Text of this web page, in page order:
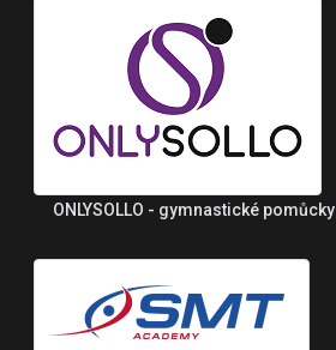
ONLYSOLLO - gymnastické pomůcky